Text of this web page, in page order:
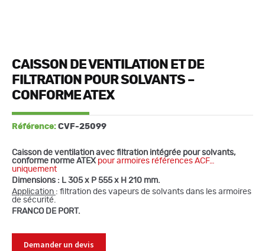
CAISSON DE VENTILATION ET DE
FILTRATION POUR SOLVANTS –
CONFORME ATEX
Référence: CVF-25099
Caisson de ventilation avec filtration intégrée pour solvants,
conforme norme ATEX pour armoires références ACF…
uniquement
Dimensions : L 305 x P 555 x H 210 mm.
Application : filtration des vapeurs de solvants dans les armoires
de sécurité.
FRANCO DE PORT.
Demander un devis